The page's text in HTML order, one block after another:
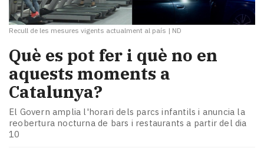
Recull de les mesures vigents actualment al país | ND
Què es pot fer i què no en
aquests moments a
Catalunya?
El Govern amplia l'horari dels parcs infantils i anuncia la
reobertura nocturna de bars i restaurants a partir del dia
10